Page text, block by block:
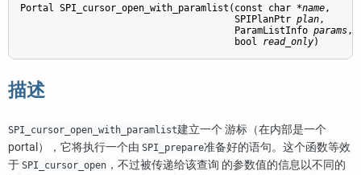
Portal SPI_cursor_open_with_paramlist(const char *name,
                                      SPIPlanPtr
plan,
                                      ParamListInfo
params,
                                      bool
read_only)
描述
SPI_cursor_open_with_paramlist建立一个 游标（在内部是一个
portal），它将执行一个由 SPI_prepare准备好的语句。这个函数等效
于 SPI_cursor_open ，不过被传递给该查询 的参数值的信息以不同的